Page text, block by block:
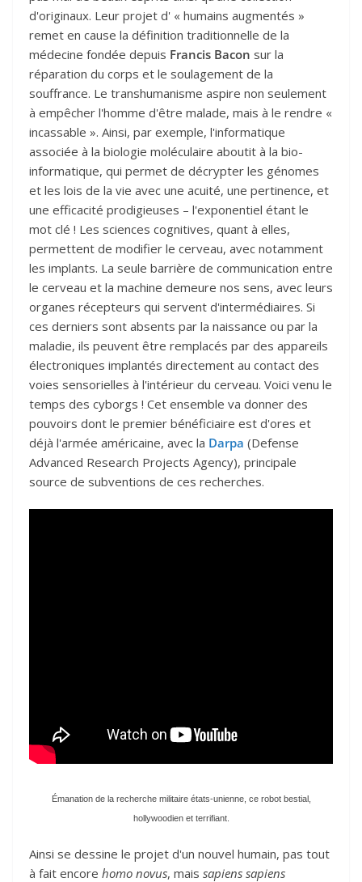
d'originaux. Leur projet d' « humains augmentés »
remet en cause la définition traditionnelle de la
médecine fondée depuis Francis Bacon sur la
réparation du corps et le soulagement de la
souffrance. Le transhumanisme aspire non seulement
à empêcher l'homme d'être malade, mais à le rendre «
incassable ». Ainsi, par exemple, l'informatique
associée à la biologie moléculaire aboutit à la bio-
informatique, qui permet de décrypter les génomes
et les lois de la vie avec une acuité, une pertinence, et
une efficacité prodigieuses – l'exponentiel étant le
mot clé ! Les sciences cognitives, quant à elles,
permettent de modifier le cerveau, avec notamment
les implants. La seule barrière de communication entre
le cerveau et la machine demeure nos sens, avec leurs
organes récepteurs qui servent d'intermédiaires. Si
ces derniers sont absents par la naissance ou par la
maladie, ils peuvent être remplacés par des appareils
électroniques implantés directement au contact des
voies sensorielles à l'intérieur du cerveau. Voici venu le
temps des cyborgs ! Cet ensemble va donner des
pouvoirs dont le premier bénéficiaire est d'ores et
déjà l'armée américaine, avec la Darpa (Defense
Advanced Research Projects Agency), principale
source de subventions de ces recherches.
Émanation de la recherche militaire états-unienne, ce robot bestial,
hollywoodien et terrifiant.
Ainsi se dessine le projet d'un nouvel humain, pas tout
à fait encore homo novus, mais sapiens sapiens